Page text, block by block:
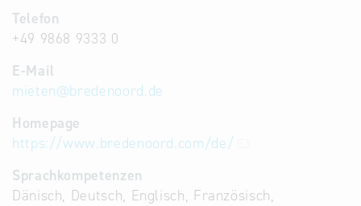
Telefon
+49 9868 9333 0
E-Mail
mieten@bredenoord.de
Homepage
https://www.bredenoord.com/de/
Sprachkompetenzen
Dänisch, Deutsch, Englisch, Französisch,